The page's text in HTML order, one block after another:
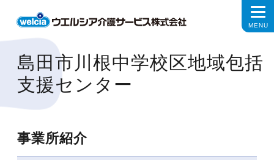
島田市川根中学校区地域包括
支援センター
事業所紹介